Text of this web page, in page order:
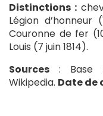
Distinctions :
Légion
Couronne de fer
Louis (7 juin 1814).
Sources : Base
Wikipedia. Date de